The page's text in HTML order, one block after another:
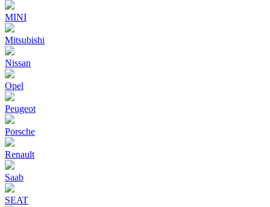
MINI
Mitsubishi
Nissan
Opel
Peugeot
Porsche
Renault
Saab
SEAT